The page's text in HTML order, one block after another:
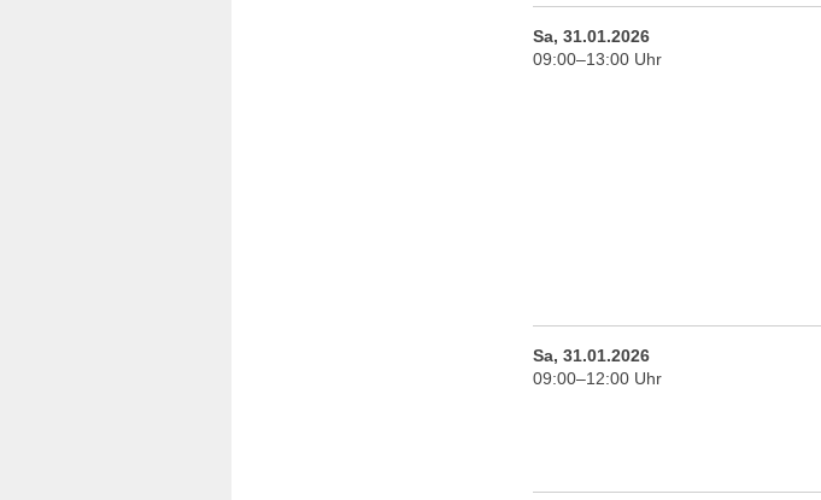
Sa, 31.01.2026
09:00–13:00 Uhr
Sa, 31.01.2026
09:00–12:00 Uhr